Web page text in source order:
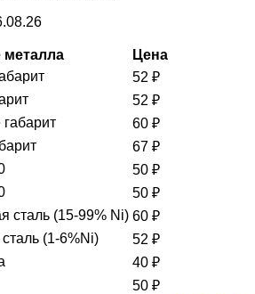
металла
Цена
52 ₽
52 ₽
60 ₽
67 ₽
50 ₽
50 ₽
сталь (15-99% Ni) 60 ₽
(1-6%Ni)
52 ₽
40 ₽
50 ₽